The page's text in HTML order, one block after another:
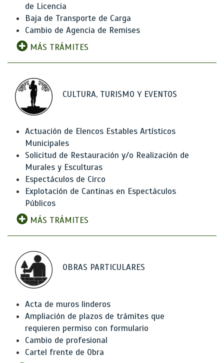
de Licencia
Baja de Transporte de Carga
Cambio de Agencia de Remises
MÁS TRÁMITES
CULTURA, TURISMO Y EVENTOS
Actuación de Elencos Estables Artísticos
Municipales
Solicitud de Restauración y/o Realización de
Murales y Esculturas
Espectáculos de Circo
Explotación de Cantinas en Espectáculos
Públicos
MÁS TRÁMITES
OBRAS PARTICULARES
Acta de muros linderos
Ampliación de plazos de trámites que
requieren permiso con formulario
Cambio de profesional
Cartel frente de Obra